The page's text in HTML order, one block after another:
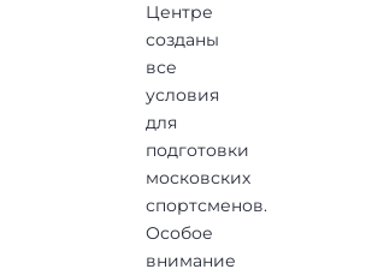
Центре
созданы
все
условия
для
подготовки
московских
спортсменов.
Особое
внимание